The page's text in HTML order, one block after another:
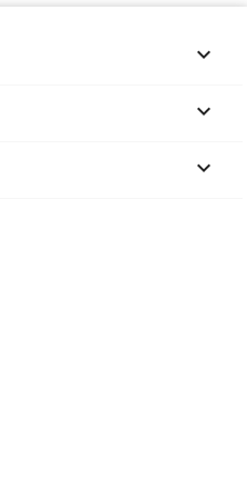


